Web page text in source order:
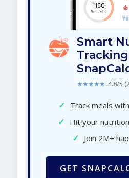
Smart
★★★★★ 4.8/5
✓ Track meals
✓ Hit your
✓ Join 2M+
GET